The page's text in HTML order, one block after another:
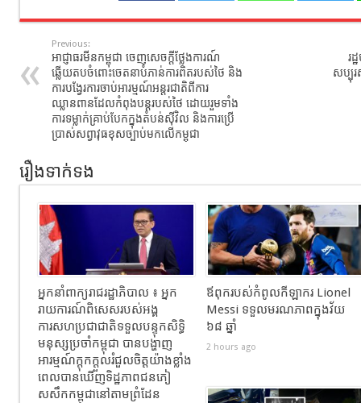
Previous:
អាជ្ញាធរមីនកម្ពុជា ចេញសេចក្តីថ្លែងការណ៍
ឆ្លើយតបចំពោះចេតនាបំភាន់ការពិតរបស់ថៃ និង
ការបង្វែរការចាប់អារម្មណ៍អន្តរជាតិពីការ
ឈ្លានពានដែលកំពុងបន្តរបស់ថៃ ដោយរួមទាំង
ការទម្លាក់គ្រាប់បែកក្នុងតំបន់ស៊ីវិល និងការប្រើ
ប្រាស់សព្វាវុធខុសច្បាប់មកលើកម្ពុជា
រ
សប្បុរ
រឿងទាក់ទង
អ្នកនាំពាក្យរាជរដ្ឋាភិបាល ៖ អ្នក
រាយការណ៍ពិសេសរបស់អង្គ
ការសហប្រជាជាតិទទួលបន្ទុកសិទ្ធិ
មនុស្សប្រចាំកម្ពុជា បានបង្ហាញ
អារម្មណ៍ក្តុកក្តួលរំជួលចិត្តយ៉ាងខ្លាំង
ពេលបានឃើញទិដ្ឋភាពជនភៀ
សសឹកកម្ពុជានៅតាមព្រំដែន
ឪពុករបស់កំពូលកីឡាករ Lionel
Messi ទទួលមរណភាពក្នុងវ័យ
៦៨ ឆ្នាំ
2 hours ago